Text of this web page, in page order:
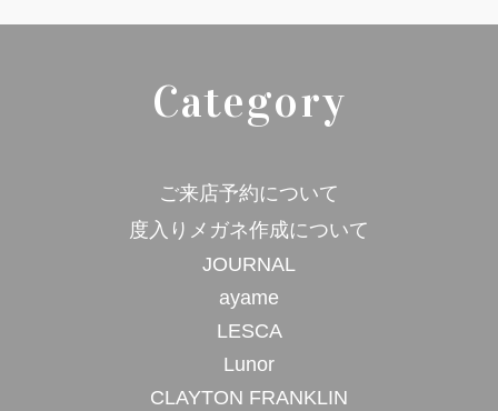
Category
ご来店予約について
度入りメガネ作成について
JOURNAL
ayame
LESCA
Lunor
CLAYTON FRANKLIN